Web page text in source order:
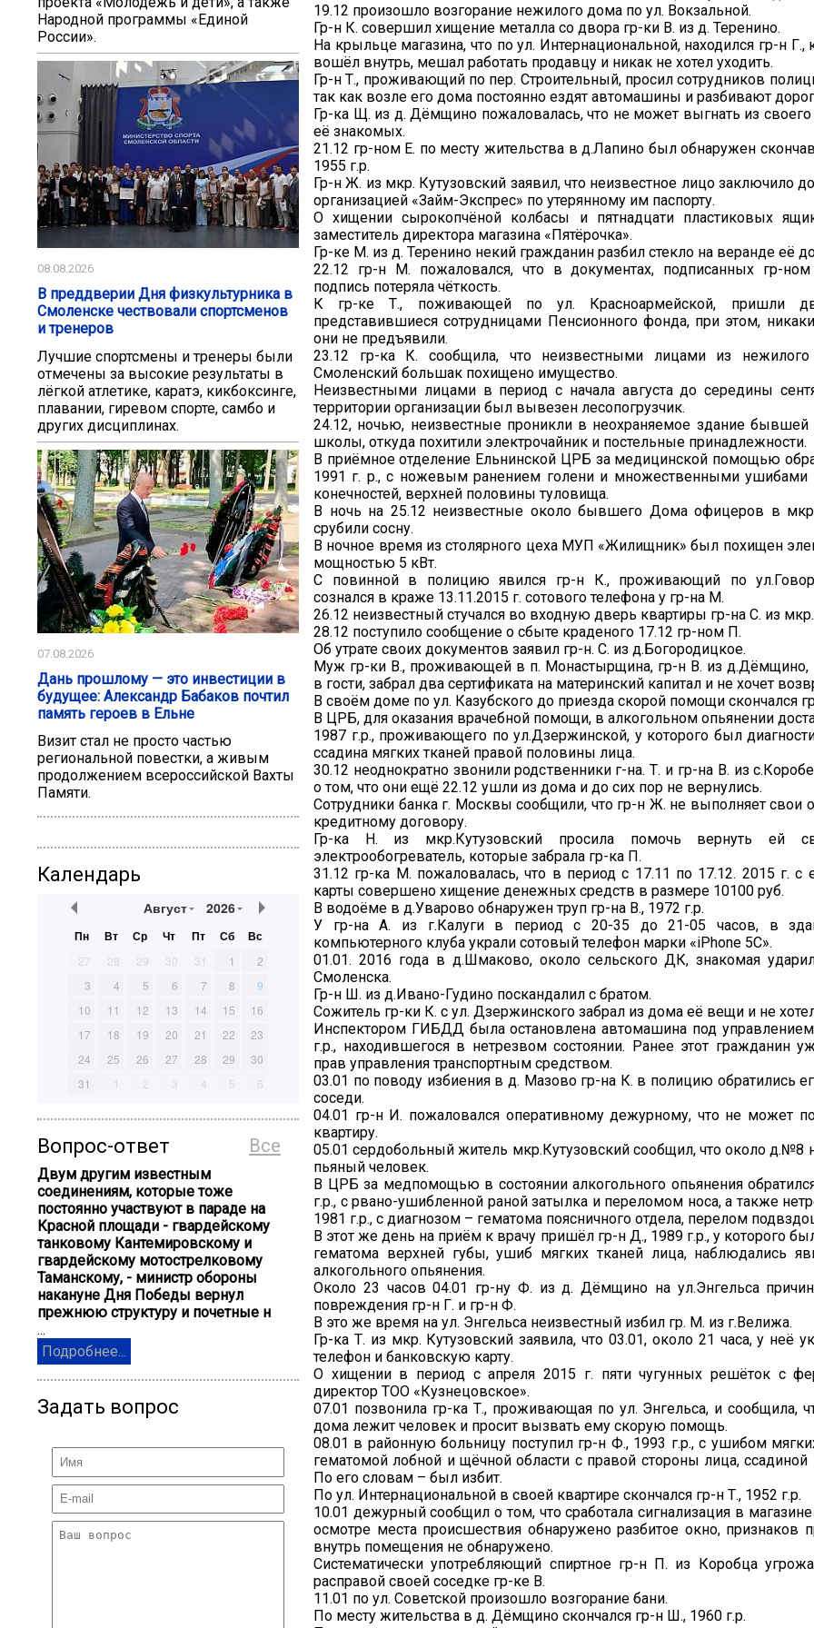
Народной программы «Единой
России».
08.08.2026
В преддверии Дня физкультурника в
Смоленске чествовали спортсменов
и тренеров
Лучшие спортсмены и тренеры были
отмечены за высокие результаты в
лёгкой атлетике, каратэ, кикбоксинге,
плавании, гиревом спорте, самбо и
других дисциплинах.
07.08.2026
Дань прошлому — это инвестиции в
будущее: Александр Бабаков почтил
память героев в Ельне
Визит стал не просто частью
региональной повестки, а живым
продолжением всероссийской Вахты
Памяти.
Календарь
Август 2026
Пн Вт Ср Чт Пт Сб Вс
27 28 29 30 31 1
2
3
4 5 6 7 8
9
10
11 12 13 14 15
16
17
18 19 20 21 22
23
24
25 26 27 28 29
30
31
1 2 3 4 5 6
Все
Вопрос-ответ
Двум другим известным
соединениям, которые тоже
постоянно участвуют в параде на
Красной площади - гвардейскому
танковому Кантемировскому и
гвардейскому мотострелковому
Таманскому, - министр обороны
накануне Дня Победы вернул
прежнюю структуру и почетные н
...
Подробнее...
Задать вопрос
19.12 произошло возгорание нежилого дома по ул. Вокзальной.
Гр-н К. совершил хищение металла со двора гр-ки В. из д. Теренино.
На крыльце магазина, что по ул. Интернациональной, находился гр-н Г.,
вошёл внутрь, мешал работать продавцу и никак не хотел уходить.
Гр-н Т., проживающий по пер. Строительный, просил сотрудников
так как возле его дома постоянно ездят автомашины и разбивают
Гр-ка Щ. из д. Дёмщино пожаловалась, что не может выгнать из своего
её знакомых.
21.12 гр-ном Е. по месту жительства в д.Лапино был обнаружен
1955 г.р.
Гр-н Ж. из мкр. Кутузовский заявил, что неизвестное лицо заключило
организацией «Займ-Экспрес» по утерянному им паспорту.
О хищении сырокопчёной колбасы и пятнадцати пластиковых
заместитель директора магазина «Пятёрочка».
Гр-ке М. из д. Теренино некий гражданин разбил стекло на веранде её
22.12 гр-н М. пожаловался, что в документах, подписанных гр-
подпись потеряла чёткость.
К гр-ке Т., поживающей по ул. Красноармейской, пришли
представившиеся сотрудницами Пенсионного фонда, при этом,
они не предъявили.
23.12 гр-ка К. сообщила, что неизвестными лицами из
Смоленский большак похищено имущество.
Неизвестными лицами в период с начала августа до середины
территории организации был вывезен лесопогрузчик.
24.12, ночью, неизвестные проникли в неохраняемое здание бывшей
школы, откуда похитили электрочайник и постельные принадлежности.
В приёмное отделение Ельнинской ЦРБ за медицинской помощью
1991 г. р., с ножевым ранением голени и множественными ушибами
конечностей, верхней половины туловища.
В ночь на 25.12 неизвестные около бывшего Дома офицеров в
срубили сосну.
В ночное время из столярного цеха МУП «Жилищник» был похищен
мощностью 5 кВт.
С повинной в полицию явился гр-н К., проживающий по
сознался в краже 13.11.2015 г. сотового телефона у гр-на М.
26.12 неизвестный стучался во входную дверь квартиры гр-на С. из
28.12 поступило сообщение о сбыте краденого 17.12 гр-ном П.
Об утрате своих документов заявил гр-н. С. из д.Богородицкое.
Муж гр-ки В., проживающей в п. Монастырщина, гр-н В. из д.Дёмщино,
в гости, забрал два сертификата на материнский капитал и не хочет
В своём доме по ул. Казубского до приезда скорой помощи скончался
В ЦРБ, для оказания врачебной помощи, в алкогольном опьянении
1987 г.р., проживающего по ул.Дзержинской, у которого был
ссадина мягких тканей правой половины лица.
30.12 неоднократно звонили родственники г-на. Т. и гр-на В. из
о том, что они ещё 22.12 ушли из дома и до сих пор не вернулись.
Сотрудники банка г. Москвы сообщили, что гр-н Ж. не выполняет свои
кредитному договору.
Гр-ка Н. из мкр.Кутузовский просила помочь вернуть ей
электрообогреватель, которые забрала гр-ка П.
31.12 гр-ка М. пожаловалась, что в период с 17.11 по 17.12. 2015 г. с
карты совершено хищение денежных средств в размере 10100 руб.
В водоёме в д.Уварово обнаружен труп гр-на В., 1972 г.р.
У гр-на А. из г.Калуги в период с 20-35 до 21-05 часов, в
компьютерного клуба украли сотовый телефон марки «iPhone 5С».
01.01. 2016 года в д.Шмаково, около сельского ДК, знакомая
Смоленска.
Гр-н Ш. из д.Ивано-Гудино поскандалил с братом.
Сожитель гр-ки К. с ул. Дзержинского забрал из дома её вещи и не
Инспектором ГИБДД была остановлена автомашина под управлением
г.р., находившегося в нетрезвом состоянии. Ранее этот гражданин
прав управления транспортным средством.
03.01 по поводу избиения в д. Мазово гр-на К. в полицию обратились
соседи.
04.01 гр-н И. пожаловался оперативному дежурному, что не может
квартиру.
05.01 сердобольный житель мкр.Кутузовский сообщил, что около д.№8
пьяный человек.
В ЦРБ за медпомощью в состоянии алкогольного опьянения
г.р., с рвано-ушибленной раной затылка и переломом носа, а также
1981 г.р., с диагнозом – гематома поясничного отдела, перелом
В этот же день на приём к врачу пришёл гр-н Д., 1989 г.р., у которого
гематома верхней губы, ушиб мягких тканей лица, наблюдались
алкогольного опьянения.
Около 23 часов 04.01 гр-ну Ф. из д. Дёмщино на ул.Энгельса
повреждения гр-н Г. и гр-н Ф.
В это же время на ул. Энгельса неизвестный избил гр. М. из г.Велижа.
Гр-ка Т. из мкр. Кутузовский заявила, что 03.01, около 21 часа, у неё
телефон и банковскую карту.
О хищении в период с апреля 2015 г. пяти чугунных решёток с
директор ТОО «Кузнецовское».
07.01 позвонила гр-ка Т., проживающая по ул. Энгельса, и сообщила,
дома лежит человек и просит вызвать ему скорую помощь.
08.01 в районную больницу поступил гр-н Ф., 1993 г.р., с ушибом
гематомой лобной и щёчной области с правой стороны лица, ссадиной
По его словам – был избит.
По ул. Интернациональной в своей квартире скончался гр-н Т., 1952 г.р.
10.01 дежурный сообщил о том, что сработала сигнализация в
осмотре места происшествия обнаружено разбитое окно, признаков
внутрь помещения не обнаружено.
Систематически употребляющий спиртное гр-н П. из Коробца
расправой своей соседке гр-ке В.
11.01 по ул. Советской произошло возгорание бани.
По месту жительства в д. Дёмщино скончался гр-н Ш., 1960 г.р.